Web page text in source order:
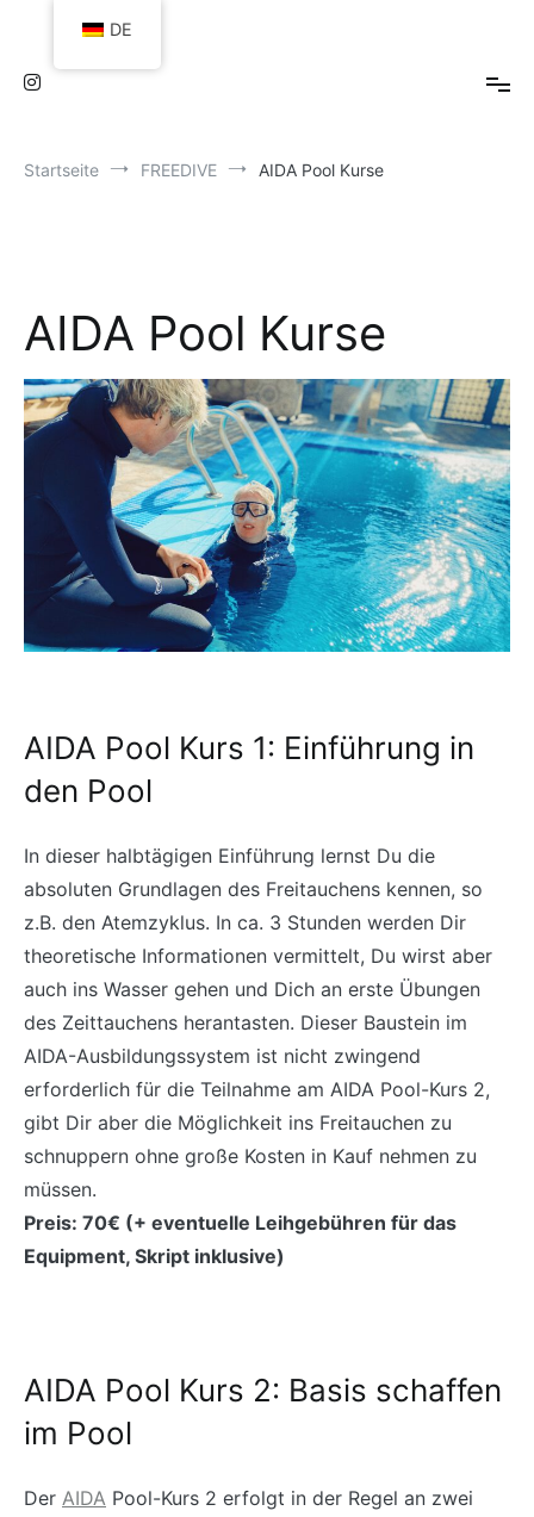
Startseite FREEDIVE AIDA Pool Kurse
AIDA Pool Kurse
AIDA Pool Kurs 1: Einführung in
den Pool
In dieser halbtägigen Einführung lernst Du die
absoluten Grundlagen des Freitauchens kennen, so
z.B. den Atemzyklus. In ca. 3 Stunden werden Dir
theoretische Informationen vermittelt, Du wirst aber
auch ins Wasser gehen und Dich an erste Übungen
des Zeittauchens herantasten. Dieser Baustein im
AIDA-Ausbildungssystem ist nicht zwingend
erforderlich für die Teilnahme am AIDA Pool-Kurs 2,
gibt Dir aber die Möglichkeit ins Freitauchen zu
schnuppern ohne große Kosten in Kauf nehmen zu
müssen.
Preis: 70€ (+ eventuelle Leihgebühren für das
Equipment, Skript inklusive)
AIDA Pool Kurs 2: Basis schaffen
im Pool
Der AIDA Pool-Kurs 2 erfolgt in der Regel an zwei
DE